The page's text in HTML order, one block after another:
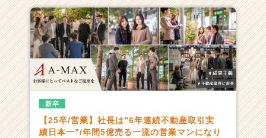
お
客
様
の
資
産
最
大
に
コ
新卒
【25卒/営業】社長は”6年連続不動産取引実
績日本一”/年間5億売る一流の営業マンになり